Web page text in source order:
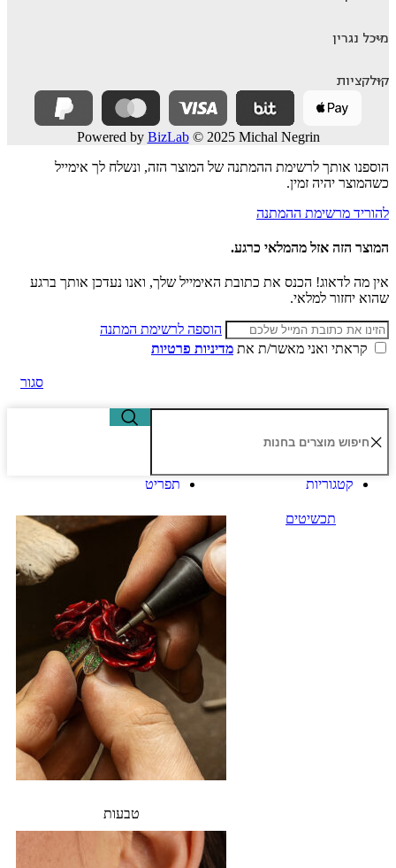
מיכל נגרין
קולקציות
Powered by BizLab© 2025 Michal Negrin
הוספנו אותך לרשימת ההמתנה של המוצר הזה, ונשלח לך אימייל
כשהמוצר יהיה זמין.
להוריד מרשימת ההמתנה
המוצר הזה אזל מהמלאי כרגע.
אין מה לדאוג! הכנס את כתובת האימייל שלך, ואנו נעדכן אותך ברגע
שהוא יחזור למלאי.
הוספה לרשימת המתנה
קראתי ואני מאשר/ת את מדיניות פרטיות
סגור
תפריט קטגוריות
תכשיטים
טבעות